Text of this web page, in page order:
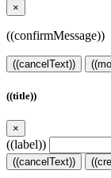
×
((confirmMessage))
((cancelText))
((title))
×
((label))
((cancelText))